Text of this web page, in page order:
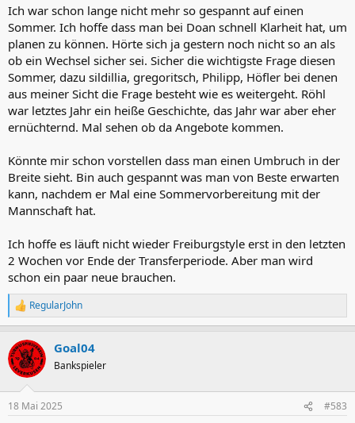
Ich war schon lange nicht mehr so gespannt auf einen
Sommer. Ich hoffe dass man bei Doan schnell Klarheit hat, um
planen zu können. Hörte sich ja gestern noch nicht so an als
ob ein Wechsel sicher sei. Sicher die wichtigste Frage diesen
Sommer, dazu sildillia, gregoritsch, Philipp, Höfler bei denen
aus meiner Sicht die Frage besteht wie es weitergeht. Röhl
war letztes Jahr ein heiße Geschichte, das Jahr war aber eher
ernüchternd. Mal sehen ob da Angebote kommen.
Könnte mir schon vorstellen dass man einen Umbruch in der
Breite sieht. Bin auch gespannt was man von Beste erwarten
kann, nachdem er Mal eine Sommervorbereitung mit der
Mannschaft hat.
Ich hoffe es läuft nicht wieder Freiburgstyle erst in den letzten
2 Wochen vor Ende der Transferperiode. Aber man wird
schon ein paar neue brauchen.
R
e
k
t
i
e
RegularJohn
Goal04
Bankspieler
18 Mai 2025 #583